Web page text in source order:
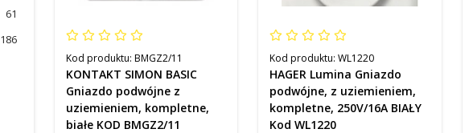
61
186
Kod produktu: BMGZ2/11
KONTAKT SIMON BASIC
Gniazdo podwójne z
uziemieniem, kompletne,
białe KOD BMGZ2/11
Kod produktu:WL1220
HAGER Lumina Gniazdo
podwójne, z uziemieniem,
kompletne, 250V/16A BIAŁY
Kod WL1220